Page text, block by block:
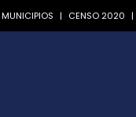
MUNICIPIOS | CENSO 2020 |